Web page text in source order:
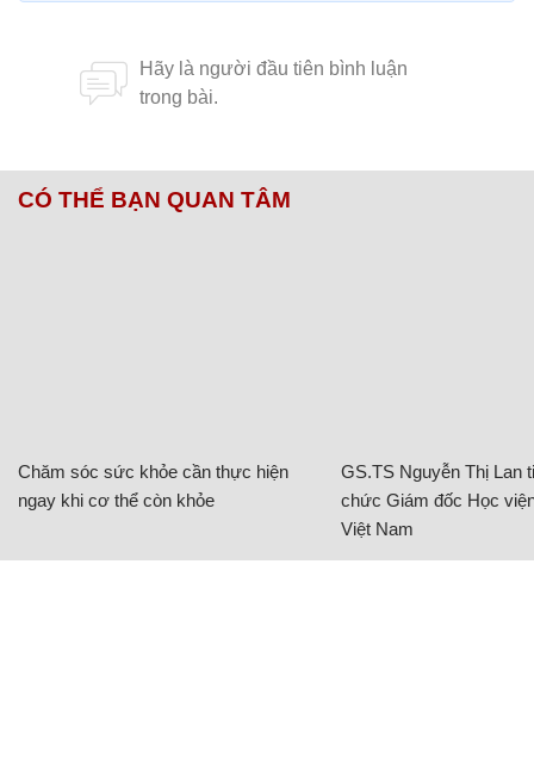
CÓ THỂ BẠN QUAN TÂM
Chăm sóc sức khỏe cần thực hiện
ngay khi cơ thể còn khỏe
GS.TS Nguyễn Thị Lan
chức Giám đốc Học
Việt Nam